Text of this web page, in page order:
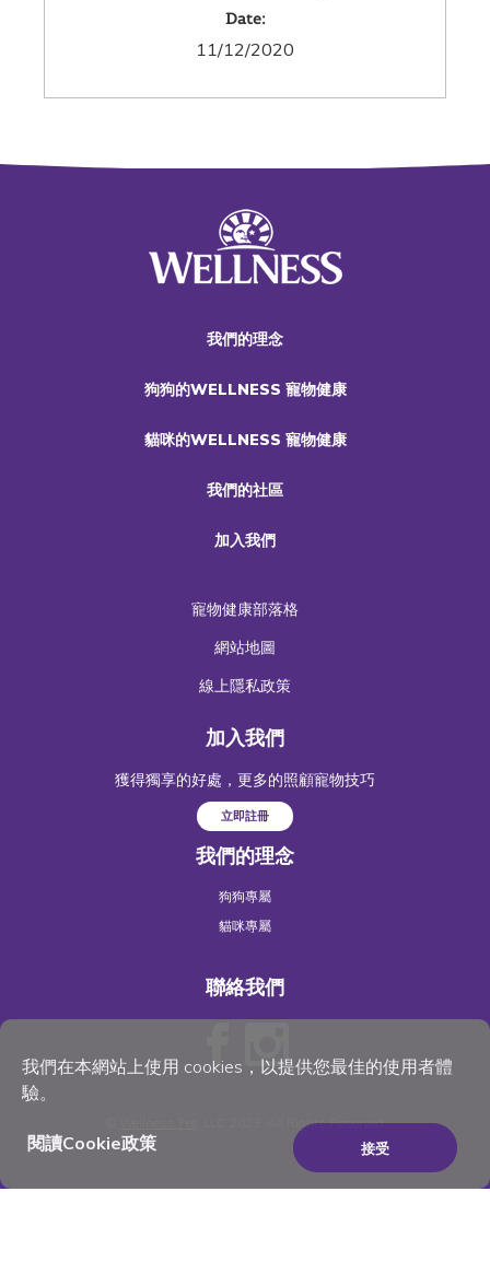
我們在本網站上使用 cookies，以提供您最佳的使用者體
驗。
閱讀Cookie政策 接受
Date:
11/12/2020
我們的理念
狗狗的WELLNESS 寵物健康
貓咪的WELLNESS 寵物健康
我們的社區
加入我們
寵物健康部落格
網站地圖
線上隱私政策
加入我們
獲得獨享的好處，更多的照顧寵物技巧
立即註冊
我們的理念
狗狗專屬
貓咪專屬
聯絡我們
, LLC 2023. All Rights Reserved